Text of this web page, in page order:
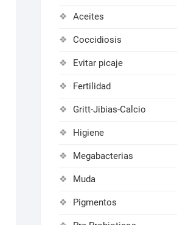
Aceites
Coccidiosis
Evitar picaje
Fertilidad
Gritt-Jibias-Calcio
Higiene
Megabacterias
Muda
Pigmentos